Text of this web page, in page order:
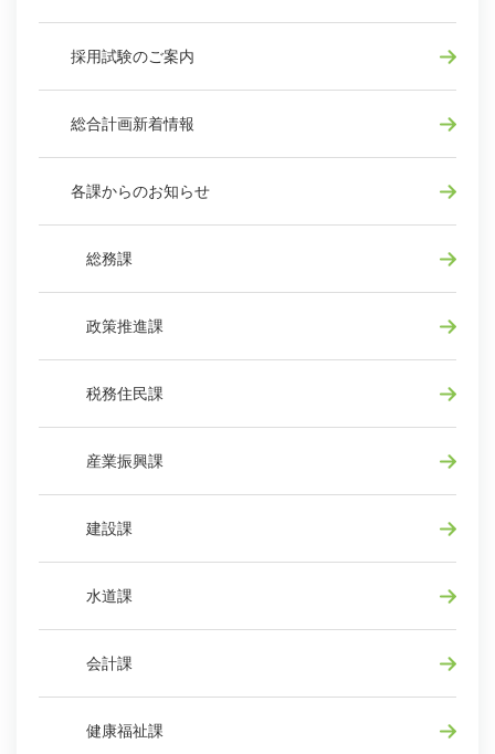
採用試験のご案内
総合計画新着情報
各課からのお知らせ
総務課
政策推進課
税務住民課
産業振興課
建設課
水道課
会計課
健康福祉課